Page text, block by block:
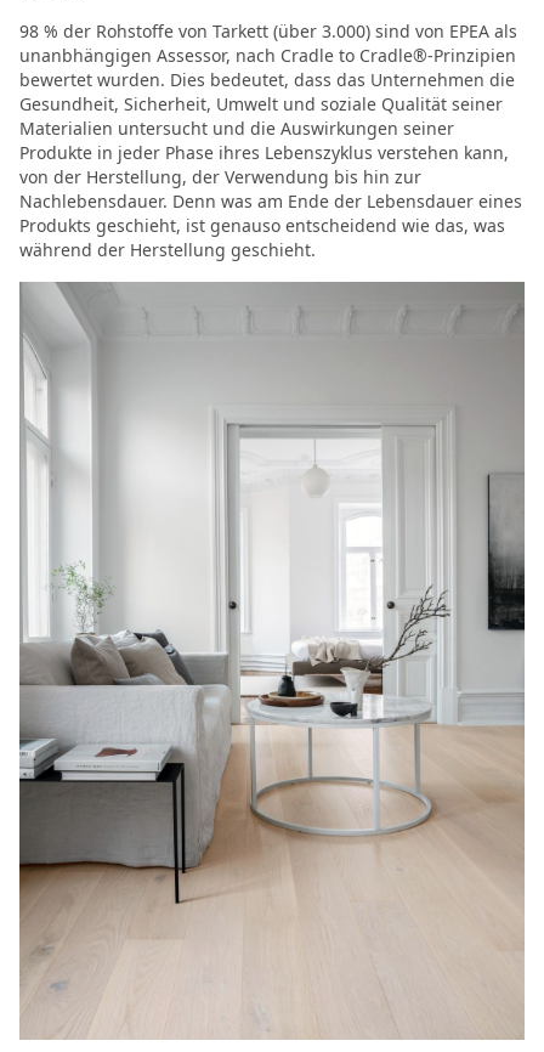
98 % der Rohstoffe von Tarkett (über 3.000) sind von EPEA als
unanbhängigen Assessor, nach Cradle to Cradle®-Prinzipien
bewertet wurden. Dies bedeutet, dass das Unternehmen die
Gesundheit, Sicherheit, Umwelt und soziale Qualität seiner
Materialien untersucht und die Auswirkungen seiner
Produkte in jeder Phase ihres Lebenszyklus verstehen kann,
von der Herstellung, der Verwendung bis hin zur
Nachlebensdauer. Denn was am Ende der Lebensdauer eines
Produkts geschieht, ist genauso entscheidend wie das, was
während der Herstellung geschieht.